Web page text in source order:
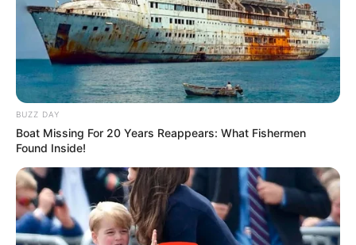
BUZZ DAY
Boat Missing For 20 Years Reappears: What Fishermen
Found Inside!